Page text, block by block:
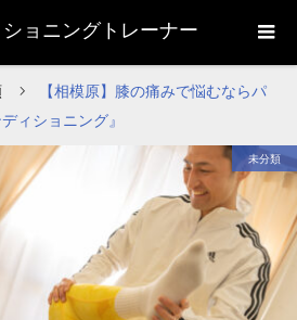
ョニングトレーナー
【相模原】膝の痛みで悩むならパ
ィショニング』
未分類